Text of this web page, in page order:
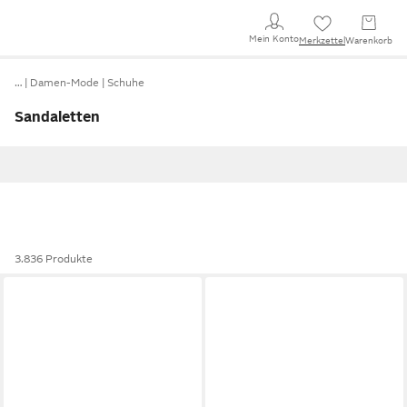
Mein KontoMerkzettel Warenkorb
… Damen-Mode Schuhe
Sandaletten
3.836 Produkte